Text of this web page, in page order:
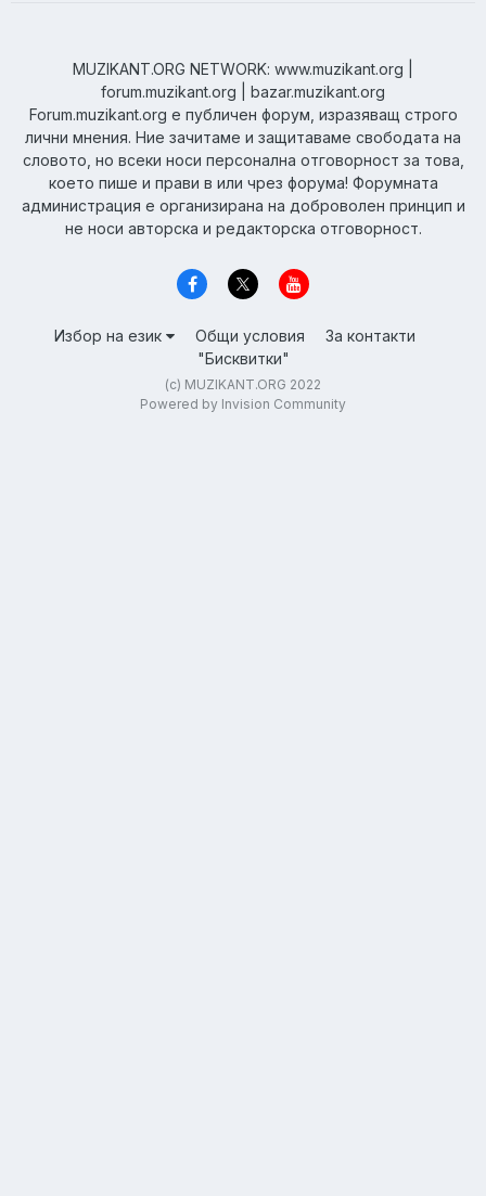
MUZIKANT.ORG NETWORK: www.muzikant.org |
forum.muzikant.org | bazar.muzikant.org
Forum.muzikant.org е публичен форум, изразяващ строго
лични мнения. Ние зачитаме и защитаваме свободата на
словото, но всеки носи персонална отговорност за това,
което пише и прави в или чрез форума! Форумната
администрация е организирана на доброволен принцип и
не носи авторска и редакторска отговорност.
Избор на език Общи условия
За контакти
"Бисквитки"
(c) MUZIKANT.ORG 2022
Powered by Invision Community